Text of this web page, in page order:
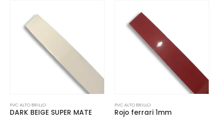
PVC ALTO BRILLO
DARK BEIGE SUPER MATE
PVC ALTO BRILLO
Rojo ferrari 1mm